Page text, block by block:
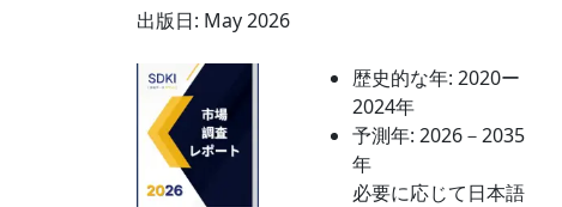
出版日: May 2026
歴史的な年: 2020ー
2024年
予測年: 2026－2035
年
必要に応じて日本語